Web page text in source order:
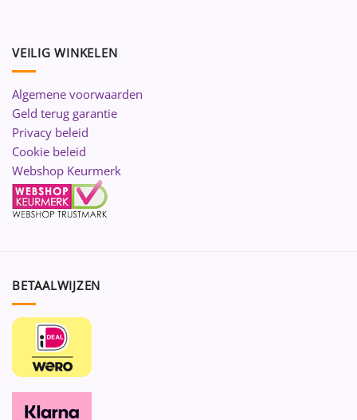
VEILIG WINKELEN
Algemene voorwaarden
Geld terug garantie
Privacy beleid
Cookie beleid
Webshop Keurmerk
BETAALWIJZEN